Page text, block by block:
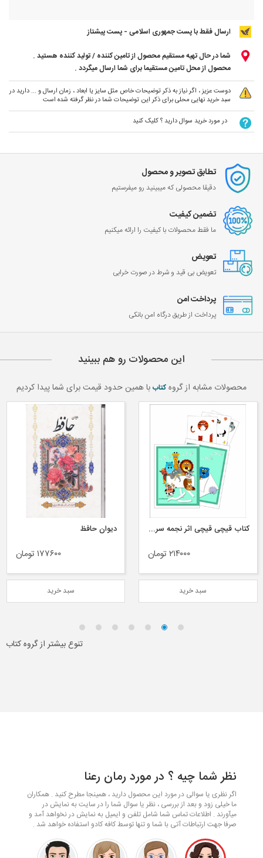
ارسال فقط با پست جمهوری اسلامی - پست پیشتاز
شما در حال تهیه مستقیم محصول از تامین کننده / تولید کننده هستید .
محصول از محل تامین مستقیما برای شما ارسال میگردد .
دوست عزیز ، اگر نیاز به ذکر توضیحات خاص مثل سایز یا ابعاد ، زمان ارسال و ... دارید در
سبد خرید نهایی محلی برای ذکر این توضیحات شما در نظر گرفته شده است
در مورد خرید سوال دارید ؟ کلیک کنید
تطابق تصویر و محصول
دقیقا محصولی که میبینید رو میفرستیم
تضمین کیفیت
ما فقط محصولات با کیفیت را ارائه میکنیم
تعویض
تعویض بی قید و شرط در صورت خرابی
پرداخت امن
پرداخت از طریق درگاه امن بانکی
این محصولات رو هم ببینید
محصولات مشابه از گروه کتاب با همین حدود قیمت برای شما پیدا کردیم
کتاب قیچی قیچی اثر نجمه سرافرازاردکانی انتشارات اکسیژن
۲۱۴۰۰۰ تومان
سبد خرید
دیوان حافظ
۱۷۷۶۰۰ تومان
سبد خرید
تنوع بیشتر از گروه کتاب
نظر شما چیه ؟ در مورد رمان رعنا
اگر نظری یا سوالی در مورد این محصول دارید ، همینجا مطرح کنید . همکاران
ما خیلی زود و بعد از بررسی ، نظر یا سوال شما را در سایت به نمایش در
میآورند . اطلاعات تماس شما شامل تلفن و ایمیل به نمایش در نخواهد آمد و
صرفا جهت ارتباطات آتی با شما و تنها توسط کافه کادو استفاده خواهد شد .